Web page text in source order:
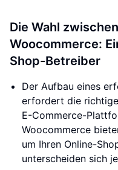
Die Wahl
Woocommerce:
Shop-Betreiber
Der Aufbau eines
erfordert die
E-Commerce-
Woocommerce
um Ihren Online-
unterscheiden sich